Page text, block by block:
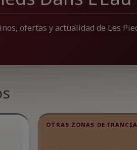
ofertas y actualidad de Les
OTRAS ZONAS DE FRANCIA